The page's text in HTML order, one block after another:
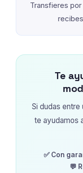
Transfieres
Te
Si dudas entre
te ayudamos
✅ Con
💬